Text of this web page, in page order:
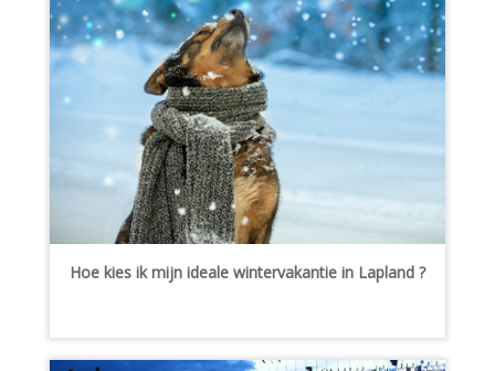
Hoe kies ik mijn ideale wintervakantie in Lapland ?